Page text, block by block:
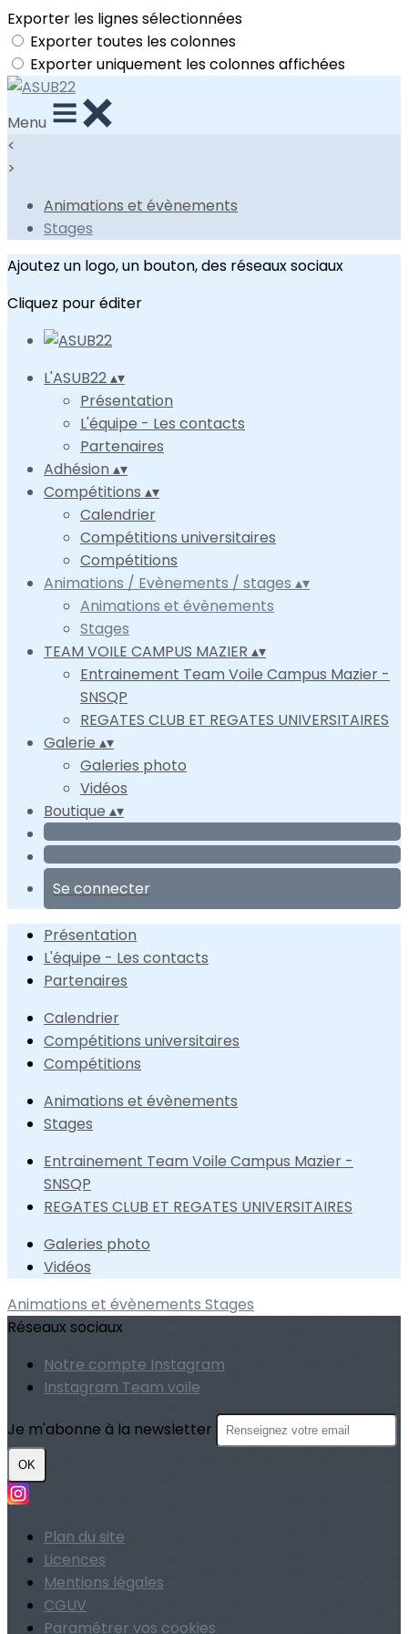
Exporter les lignes sélectionnées
Exporter toutes les colonnes
Exporter uniquement les colonnes affichées
Menu
<
>
Animations et évènements
Stages
Ajoutez un logo, un bouton, des réseaux sociaux
Cliquez pour éditer
L'ASUB22▴▾
Présentation
L'équipe - Les contacts
Partenaires
Adhésion▴▾
Compétitions ▴▾
Calendrier
Compétitions universitaires
Compétitions
Animations / Evènements / stages ▴▾
Animations et évènements
Stages
TEAM VOILE CAMPUS MAZIER ▴▾
Entrainement Team Voile Campus Mazier -
SNSQP
REGATES CLUB ET REGATES UNIVERSITAIRES
Galerie ▴▾
Galeries photo
Vidéos
Boutique ▴▾
Se connecter
Présentation
L'équipe - Les contacts
Partenaires
Calendrier
Compétitions universitaires
Compétitions
Animations et évènements
Stages
Entrainement Team Voile Campus Mazier -
SNSQP
REGATES CLUB ET REGATES UNIVERSITAIRES
Galeries photo
Vidéos
Animations et évènements Stages
Réseaux sociaux
Notre compte Instagram
Instagram Team voile
Je m'abonne à la newsletter
OK
Plan du site
Licences
Mentions légales
CGUV
Paramétrer vos cookies